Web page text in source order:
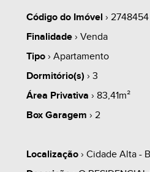
Código do Imóvel › 2748454
Finalidade› Venda
Tipo› Apartamento
Dormitório(s) › 3
Área Privativa › 83,41m²
Box Garagem › 2
Localização› Cidade Alta -